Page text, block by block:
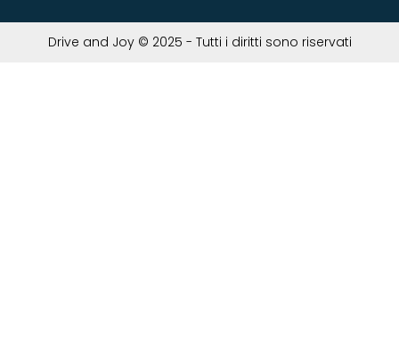
Drive and Joy © 2025 - Tutti i diritti sono riservati